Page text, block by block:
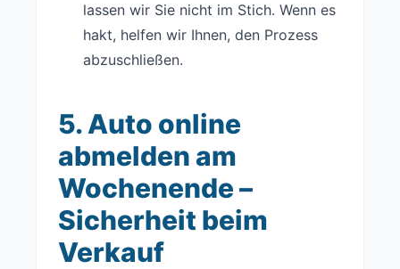
lassen wir Sie nicht im Stich. Wenn es
hakt, helfen wir Ihnen, den Prozess
abzuschließen.
5. Auto online
abmelden am
Wochenende –
Sicherheit beim
Verkauf